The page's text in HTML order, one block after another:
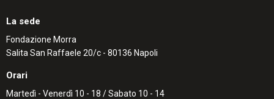
La sede
Fondazione Morra
Salita San Raffaele 20/c - 80136 Napoli
Orari
Martedì - Venerdì 10 - 18 / Sabato 10 - 14